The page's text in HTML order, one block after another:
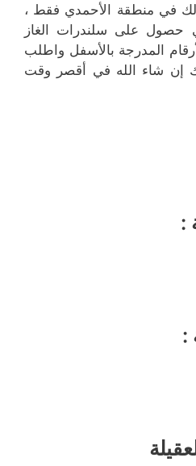
في منطقة الأحمدي فقط ،
على سلندرات الغاز
المدرجة بالأسفل واطلب
إن شاء الله في أقصر وقت
:
: